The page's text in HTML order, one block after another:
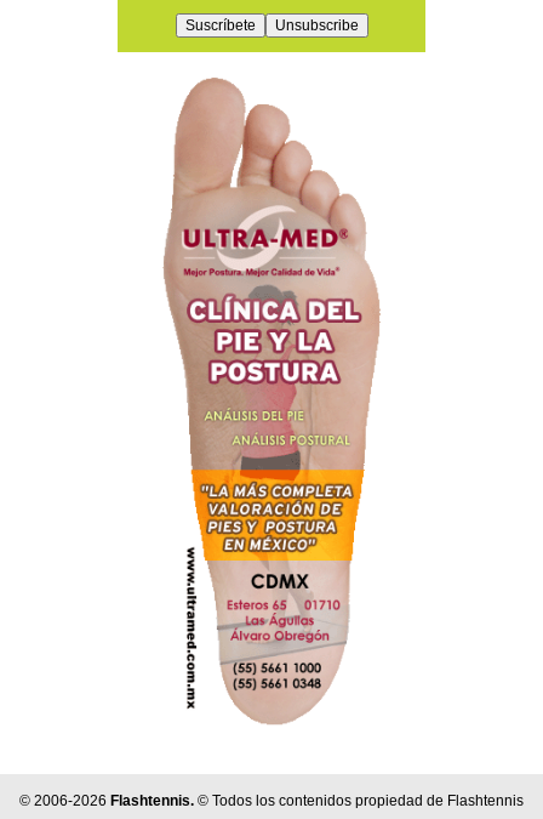
© 2006-2026 Flashtennis. © Todos los contenidos propiedad de Flashtennis